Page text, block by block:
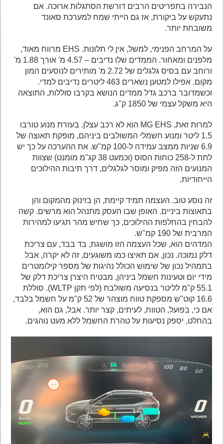
הנבירה בתפריטים הרבים דורשת הסתגלות ארוכה. אם
נתעקש על ביקורת, אז גם הייתי שמח למערכת סאונד
משובחת יותר.
על המרחב הפנימי, למשל, אין לי תלונות. EHS מרווח מאוד,
מלפנים ומאחור. הממדים שלו נדיבים – 4.57 מ' אורך 1.88 מ'
ורוחב עם בסיס גלגלים של 2.72 מ' מותירים לנוסעים המון
מקום. אפילו למטען נשארים 463 ליטרים נדיבים למדי.
וכשמדובר ברכב גדל ממדים הנושא בקרבו סוללות, התוצאה
היא משקל עצמי של 1850 ק"ג.
למרות זאת, MG EHS הוא לא רכב עצלן. בעזרת מנוע טורבו
1.5 ליטר ומנוע חשמלי המשולבים ביניהם, מופקת תאוצה של
6.9 שניות ממצב עמידה ל-100 קמ"ש. את ההערכה על כך יש
לתת ל-258 כוחות הסוס (וכמעט 38 קג"מ מומנט) שצוות
המנועים הזה מפיק ומוסר לגלגלים, דרך תיבות ההילוכים
הייחודיות.
זה נוסע טוב. העצמה תמיד קיימת, הן בזינוק מהמקום והן
בתאוצות ביניים. האופן שבו העסק מתנהל הוא מרשים. קשה
להבחין בהחלפות ההילוכים, כך שחיש מהר תגיעו למהירות
המרבית של 190 קמ"ש.
המדהים הוא, שכל העצמה הזו מושגת, בד בבד, עם צריכת
דלק נמוכה. נכון, אם תאיצו כמו משוגעים, זה לא יקרה, אבל
בתמהיל נכון של שימוש הכולל נהיגות של מספר קילומטרים
מידי יום וטעינות חשמל ביניהן, מבטיח היצרן צריכת דלק של
55.1 ק"מ לליטר בנסיעה משולבת (לפי תקן WLTP). סוללת
16.6 קוט"ש מספקת טווח מוצהר של 52 ק"מ על חשמל בלבד,
אם כי, בפועל, הטווח, לעיתים, קצר יותר. אבל, גם הוא,
בהחלט, יספק נסיעות על טהרת החשמל ללא מעט נוהגים.